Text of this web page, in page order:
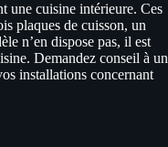
une cuisine intérieure. Ces
plaques de cuisson, un
n’en dispose pas, il est
Demandez conseil à un
installations concernant